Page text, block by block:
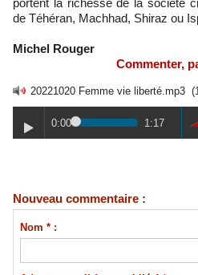
portent la richesse de la société
de Téhéran, Machhad, Shiraz ou
Michel Rouger
Commenter,
20221020 Femme vie liberté.mp3
0:00 1:17
Nouveau commentaire :
Nom * :